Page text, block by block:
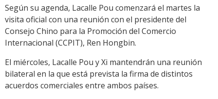
Según su agenda, Lacalle Pou comenzará el martes la
visita oficial con una reunión con el presidente del
Consejo Chino para la Promoción del Comercio
Internacional (CCPIT), Ren Hongbin.
El miércoles, Lacalle Pou y Xi mantendrán una reunión
bilateral en la que está prevista la firma de distintos
acuerdos comerciales entre ambos países.